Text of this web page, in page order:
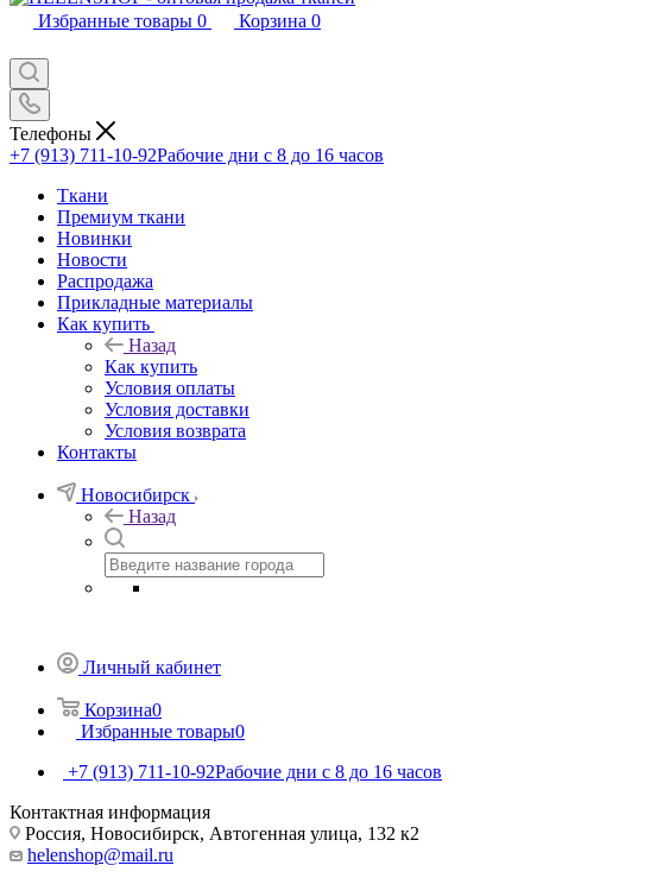
Избранные товары 0 Корзина 0
Телефоны
+7 (913) 711-10-92Рабочие дни с 8 до 16 часов
Ткани
Премиум ткани
Новинки
Новости
Распродажа
Прикладные материалы
Как купить
Назад
Как купить
Условия оплаты
Условия доставки
Условия возврата
Контакты
Новосибирск
Назад
Личный кабинет
Корзина0
Избранные товары0
+7 (913) 711-10-92Рабочие дни с 8 до 16 часов
Контактная информация
Россия, Новосибирск, Автогенная улица, 132 к2
helenshop@mail.ru